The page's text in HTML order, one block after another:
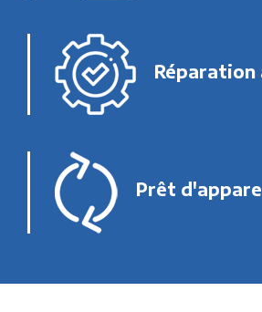
Réparation
Prêt